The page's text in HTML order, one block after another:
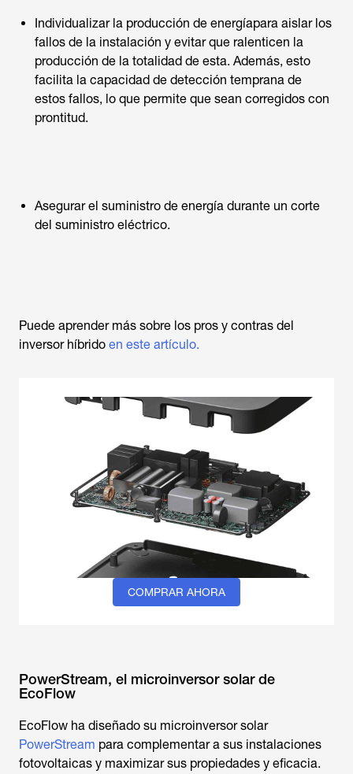
Individualizar la producción de energíapara aislar los
fallos de la instalación y evitar que ralenticen la
producción de la totalidad de esta. Además, esto
facilita la capacidad de detección temprana de
estos fallos, lo que permite que sean corregidos con
prontitud.
Asegurar el suministro de energía durante un corte
del suministro eléctrico.
Puede aprender más sobre los pros y contras del
inversor híbrido en este artículo.
COMPRAR AHORA
PowerStream, el microinversor solar de
EcoFlow
EcoFlow ha diseñado su microinversor solar
PowerStream para complementar a sus instalaciones
fotovoltaicas y maximizar sus propiedades y eficacia.